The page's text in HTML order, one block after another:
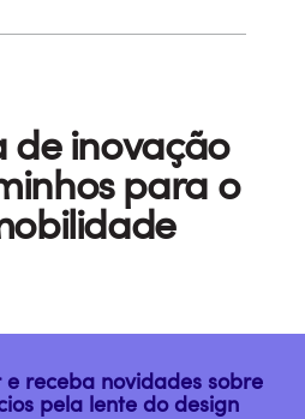
de inovação
para o
e receba novidades sobre
pela lente do design